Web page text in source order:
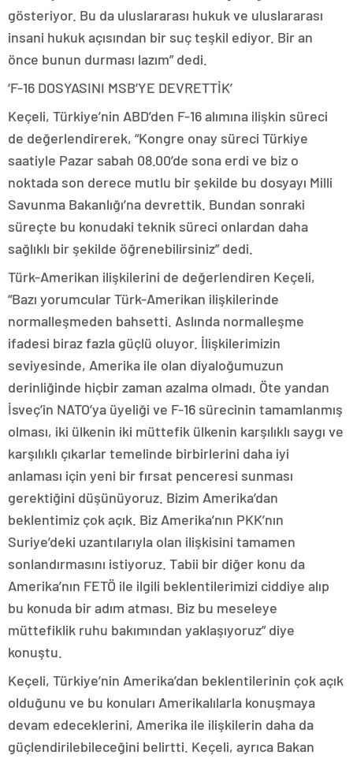
gösteriyor. Bu da uluslararası hukuk ve uluslararası
insani hukuk açısından bir suç teşkil ediyor. Bir an
önce bunun durması lazım” dedi.
‘F-16 DOSYASINI MSB’YE DEVRETTİK’
Keçeli, Türkiye’nin ABD’den F-16 alımına ilişkin süreci
de değerlendirerek, “Kongre onay süreci Türkiye
saatiyle Pazar sabah 08.00’de sona erdi ve biz o
noktada son derece mutlu bir şekilde bu dosyayı Milli
Savunma Bakanlığı’na devrettik. Bundan sonraki
süreçte bu konudaki teknik süreci onlardan daha
sağlıklı bir şekilde öğrenebilirsiniz” dedi.
Türk-Amerikan ilişkilerini de değerlendiren Keçeli,
“Bazı yorumcular Türk-Amerikan ilişkilerinde
normalleşmeden bahsetti. Aslında normalleşme
ifadesi biraz fazla güçlü oluyor. İlişkilerimizin
seviyesinde, Amerika ile olan diyaloğumuzun
derinliğinde hiçbir zaman azalma olmadı. Öte yandan
İsveç’in NATO’ya üyeliği ve F-16 sürecinin tamamlanmış
olması, iki ülkenin iki müttefik ülkenin karşılıklı saygı ve
karşılıklı çıkarlar temelinde birbirlerini daha iyi
anlaması için yeni bir fırsat penceresi sunması
gerektiğini düşünüyoruz. Bizim Amerika’dan
beklentimiz çok açık. Biz Amerika’nın PKK’nın
Suriye’deki uzantılarıyla olan ilişkisini tamamen
sonlandırmasını istiyoruz. Tabii bir diğer konu da
Amerika’nın FETÖ ile ilgili beklentilerimizi ciddiye alıp
bu konuda bir adım atması. Biz bu meseleye
müttefiklik ruhu bakımından yaklaşıyoruz” diye
konuştu.
Keçeli, Türkiye’nin Amerika’dan beklentilerinin çok açık
olduğunu ve bu konuları Amerikalılarla konuşmaya
devam edeceklerini, Amerika ile ilişkilerin daha da
güçlendirilebileceğini belirtti. Keçeli, ayrıca Bakan